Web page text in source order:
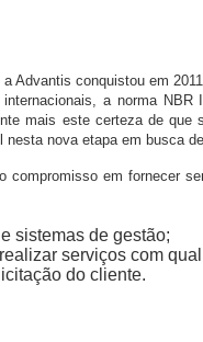
Advantis conquistou em
a norma NBR
mais este certeza de que
nova etapa em busca
em fornecer
sistemas de gestão;
serviços com
do cliente.